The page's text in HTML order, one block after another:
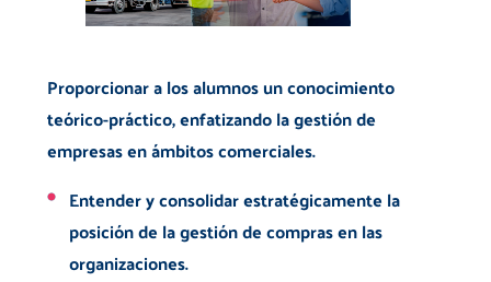
Proporcionar a los alumnos un conocimiento
teórico-práctico, enfatizando la gestión de
empresas en ámbitos comerciales.
Entender y consolidar estratégicamente la
posición de la gestión de compras en las
organizaciones.